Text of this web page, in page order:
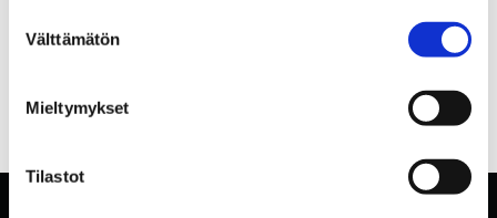
valinta
Välttämätön
Mieltymykset
Tilastot